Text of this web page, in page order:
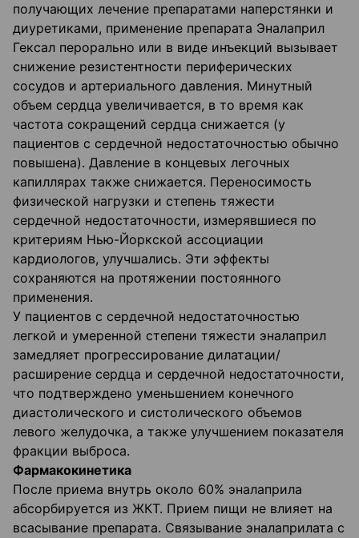
получающих лечение препаратами наперстянки и
диуретиками, применение препарата Эналаприл
Гексал перорально или в виде инъекций вызывает
снижение резистентности периферических
сосудов и артериального давления. Минутный
объем сердца увеличивается, в то время как
частота сокращений сердца снижается (у
пациентов с сердечной недостаточностью обычно
повышена). Давление в концевых легочных
капиллярах также снижается. Переносимость
физической нагрузки и степень тяжести
сердечной недостаточности, измерявшиеся по
критериям Нью-Йоркской ассоциации
кардиологов, улучшались. Эти эффекты
сохраняются на протяжении постоянного
применения.
У пациентов с сердечной недостаточностью
легкой и умеренной степени тяжести эналаприл
замедляет прогрессирование дилатации/
расширение сердца и сердечной недостаточности,
что подтверждено уменьшением конечного
диастолического и систолического объемов
левого желудочка, а также улучшением показателя
фракции выброса.
Фармакокинетика
После приема внутрь около 60% эналаприла
абсорбируется из ЖКТ. Прием пищи не влияет на
всасывание препарата. Cвязывание эналаприлата с